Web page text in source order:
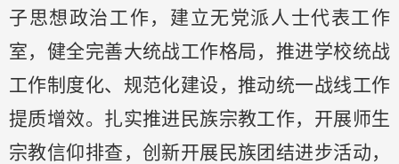
子思想政治工作，建立无党派人士代表工作
室，健全完善大统战工作格局，推进学校统战
工作制度化、规范化建设，推动统一战线工作
提质增效。 扎实推进民族宗教工作，开展师生
宗教信仰排查，创新开展民族团结进步活动，